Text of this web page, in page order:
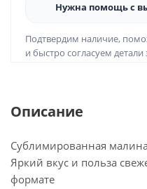
Нужна помощь с
Подтвердим наличие,
и быстро согласуем детали
Описание
Сублимированная
Яркий вкус и польза
формате